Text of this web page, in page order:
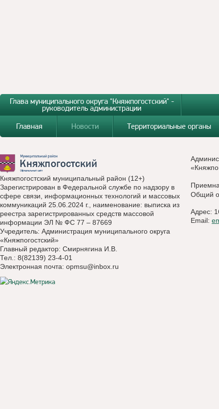
Глава муниципального округа "Княжпогостский" -
руководитель администрации
Главная
Новости Территориальные органы
Княжпогостский муниципальный район (12+)
Зарегистрирован в Федеральной службе по надзору в
сфере связи, информационных технологий и массовых
коммуникаций 25.06.2024 г., наименование: выписка из
реестра зарегистрированных средств массовой
информации ЭЛ № ФС 77 – 87669
Учредитель: Администрация муниципального округа
«Княжпогостский»
Главный редактор: Смирнягина И.В.
Тел.: 8(82139) 23-4-01
Электронная почта: opmsu@inbox.ru
Общий
Адрес:
Email: